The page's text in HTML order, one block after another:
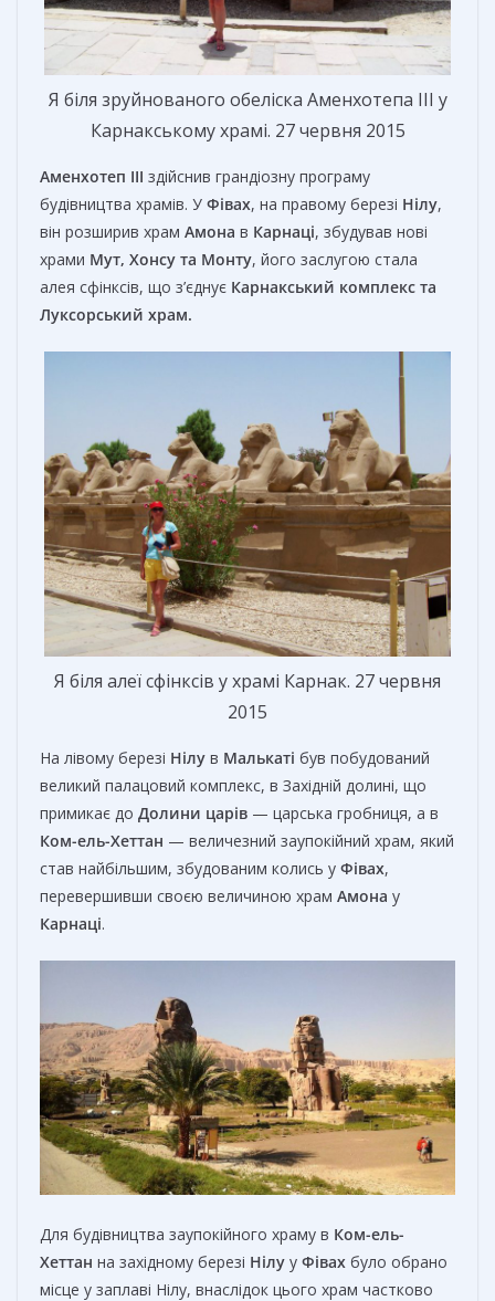
Я біля зруйнованого обеліска Аменхотепа III у
Карнакському храмі. 27 червня 2015
Аменхотеп ІІІ здійснив грандіозну програму
будівництва храмів. У Фівах, на правому березі Нілу,
він розширив храм Амона в Карнаці, збудував нові
храми Мут, Хонсу та Монту, його заслугою стала
алея сфінксів, що з’єднує Карнакський комплекс та
Луксорський храм.
Я біля алеї сфінксів у храмі Карнак. 27 червня
2015
На лівому березі Нілу в Малькаті був побудований
великий палацовий комплекс, в Західній долині, що
примикає до Долини царів — царська гробниця, а в
Ком-ель-Хеттан — величезний заупокійний храм, який
став найбільшим, збудованим колись у Фівах,
перевершивши своєю величиною храм Амона у
Карнаці.
Для будівництва заупокійного храму в Ком-ель-
Хеттан на західному березі Нілу у Фівах було обрано
місце у заплаві Нілу, внаслідок цього храм частково